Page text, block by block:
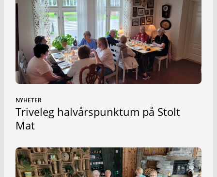
NYHETER
Triveleg halvårspunktum på Stolt
Mat